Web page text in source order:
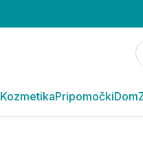
KozmetikaPripomočkiDom